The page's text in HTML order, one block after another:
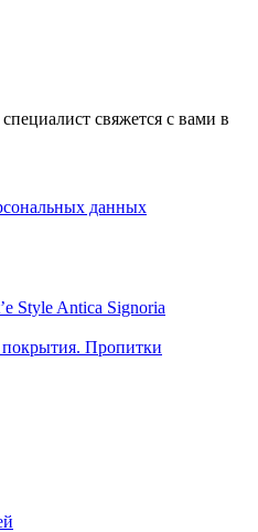
свяжется с вами в
данных
Style Antica Signoria
Пропитки